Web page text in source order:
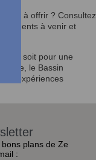
a à offrir ? Consultez
à venir et
ce soit pour une
le Bassin
expériences
plans de Ze
: